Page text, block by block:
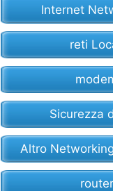
Internet
reti
Sicurezza
Altro
router